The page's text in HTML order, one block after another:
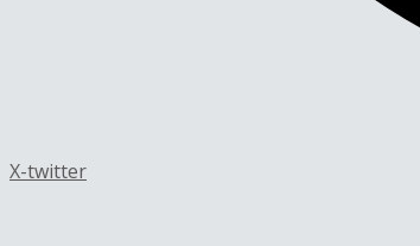
X-twitter